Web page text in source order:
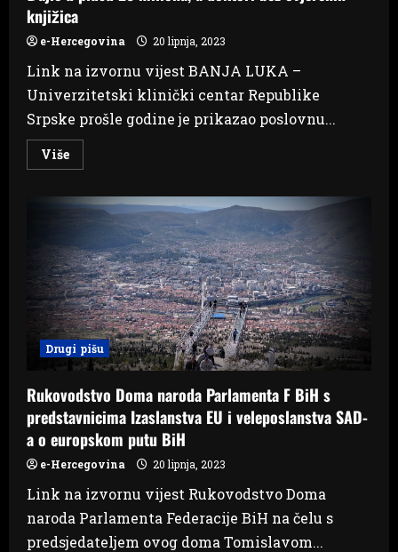
knjižica
e-Hercegovina 20 lipnja, 2023
Link na izvornu vijest BANJA LUKA –
Univerzitetski klinički centar Republike
Srpske prošle godine je prikazao poslovnu...
VišeRead
more
plusu
a
doktori
bez
ovjerenih
knjižica
Drugi pišu
Rukovodstvo Doma naroda Parlamenta F BiH s
predstavnicima Izaslanstva EU i veleposlanstva SAD-
a o europskom putu BiH
e-Hercegovina 20 lipnja, 2023
Link na izvornu vijest Rukovodstvo Doma
naroda Parlamenta Federacije BiH na čelu s
predsjedateljem ovog doma Tomislavom...